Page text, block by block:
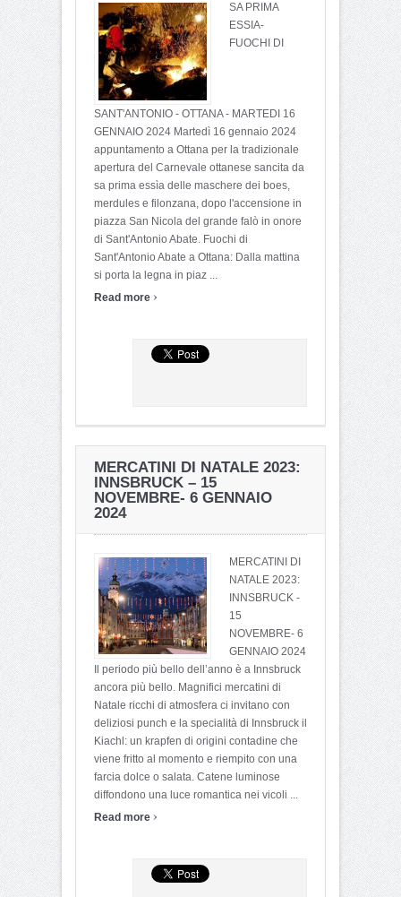
SA PRIMA
ESSIA-
FUOCHI DI
SANT'ANTONIO - OTTANA - MARTEDI 16
GENNAIO 2024 Martedì 16 gennaio 2024
appuntamento a Ottana per la tradizionale
apertura del Carnevale ottanese sancita da
sa prima essìa delle maschere dei boes,
merdules e filonzana, dopo l'accensione in
piazza San Nicola del grande falò in onore
di Sant'Antonio Abate. Fuochi di
Sant'Antonio Abate a Ottana: Dalla mattina
si porta la legna in piaz ...
Read more ›
MERCATINI DI NATALE 2023:
INNSBRUCK – 15
NOVEMBRE- 6 GENNAIO
2024
MERCATINI DI
NATALE 2023:
INNSBRUCK -
15
NOVEMBRE- 6
GENNAIO 2024
Il periodo più bello dell’anno è a Innsbruck
ancora più bello. Magnifici mercatini di
Natale ricchi di atmosfera ci invitano con
deliziosi punch e la specialità di Innsbruck il
Kiachl: un krapfen di origini contadine che
viene fritto al momento e riempito con una
farcia dolce o salata. Catene luminose
diffondono una luce romantica nei vicoli ...
Read more ›